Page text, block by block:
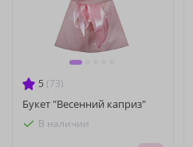
5 (73)
Букет "Весенний каприз"
В наличии